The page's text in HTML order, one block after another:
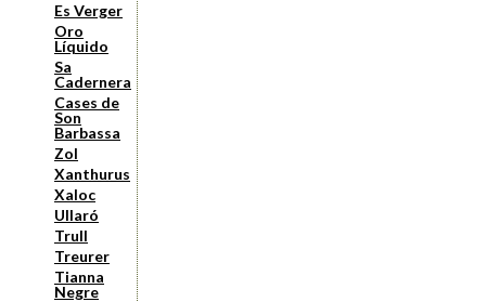
Es Verger
Oro
Líquido
Sa
Cadernera
Cases de
Son
Barbassa
Zol
Xanthurus
Xaloc
Ullaró
Trull
Treurer
Tianna
Negre